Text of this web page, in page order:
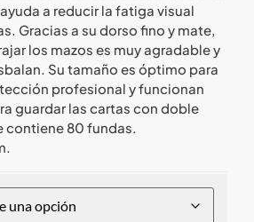
a reducir la fatiga visual
Gracias a su dorso fino y mate,
los mazos es muy agradable y
Su tamaño es óptimo para
profesional y funcionan
guardar las cartas con doble
80 fundas.